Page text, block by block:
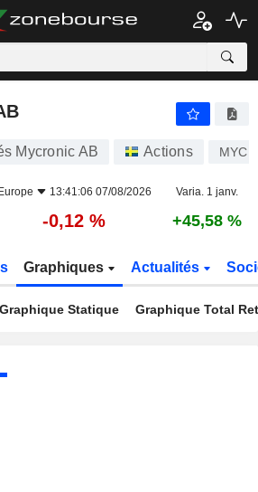
Mycronic AB Actions MYCR
13:41:06 07/08/2026 Varia. 1 janv.
-0,12 % +45,58 %
Graphiques Actualités
Graphique Statique Graphique Total